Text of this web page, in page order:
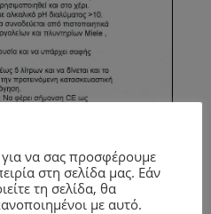
να σας προσφέρουμε
στη σελίδα μας. Εάν
τη σελίδα, θα
με αυτό.